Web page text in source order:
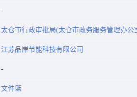
太仓市行政审批局(太仓市政务服务管理办公
江苏品岸节能科技有限公司
文件篮